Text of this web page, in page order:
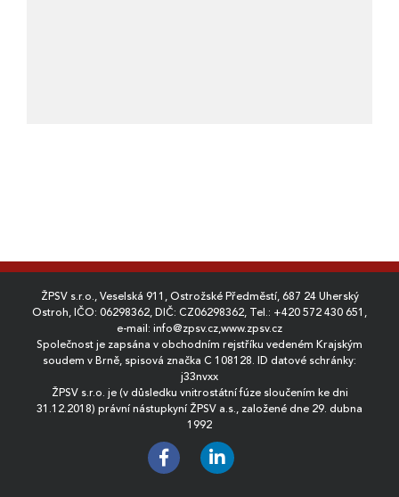
ŽPSV s.r.o., Veselská 911, Ostrožské Předměstí, 687 24 Uherský
Ostroh, IČO: 06298362, DIČ: CZ06298362, Tel.: +420 572 430 651 ,
e-mail: info@zpsv.cz,www.zpsv.cz
Společnost je zapsána v obchodním rejstříku vedeném Krajským
soudem v Brně, spisová značka C 108128. ID datové schránky:
j33nvxx
ŽPSV s.r.o. je (v důsledku vnitrostátní fúze sloučením ke dni
31.12.2018) právní nástupkyní ŽPSV a.s., založené dne 29. dubna
1992